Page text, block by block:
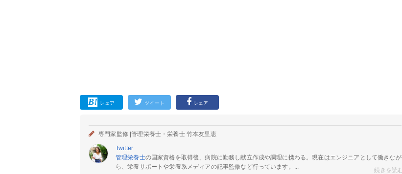
シェア ツイート シェア
専門家監修 |管理栄養士・栄養士 竹本友里恵
Twitter
管理栄養士の国家資格を取得後、病院に勤務し献立作成や調理に携わる。現在はエンジニアとして働きなが
ら、栄養サポートや栄養系メディアの記事監修など行っています。...